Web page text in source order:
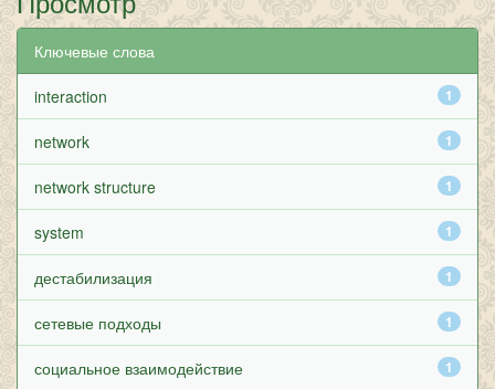
Ключевые слова
1
interaction
1
network
1
network structure
1
system
1
дестабилизация
1
сетевые подходы
1
социальное взаимодействие